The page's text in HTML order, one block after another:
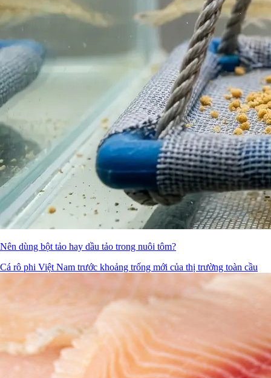
Nên dùng bột tảo hay dầu tảo trong nuôi tôm?
Cá rô phi Việt Nam trước khoảng trống mới của thị trường toàn cầu